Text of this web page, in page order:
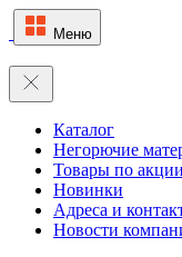
Меню
Каталог
Негорючие
Товары по акции
Новинки
Адреса и
Новости